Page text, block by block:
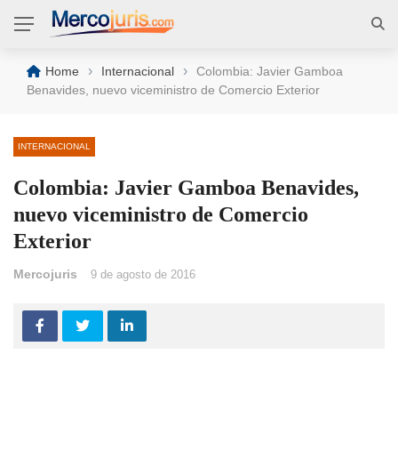
Home › Internacional ›
Colombia: Javier Gamboa
Benavides, nuevo viceministro de Comercio Exterior
INTERNACIONAL
Colombia: Javier Gamboa Benavides,
nuevo viceministro de Comercio
Exterior
Mercojuris 9 de agosto de 2016